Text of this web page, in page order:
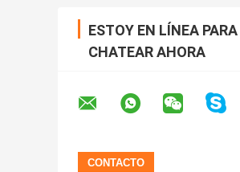
ESTOY EN LÍNEA PARA
CHATEAR AHORA